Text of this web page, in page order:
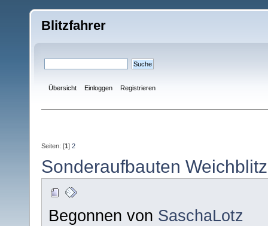
Blitzfahrer
Übersicht Einloggen Registrieren
Seiten: [1] 2
Sonderaufbauten Weichblitz
Begonnen von SaschaLotz